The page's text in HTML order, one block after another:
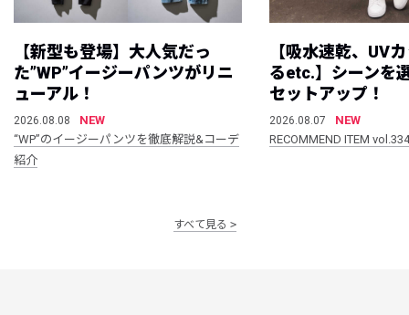
【新型も登場】大人気だっ
た”WP”イージーパンツがリニ
ューアル！
2026.08.08
NEW
“WP”のイージーパンツを徹底解説&コーデ
紹介
【吸水速乾、UV
るetc.】シーンを
セットアップ！
2026.08.07
NEW
RECOMMEND ITEM vol.334
すべて見る